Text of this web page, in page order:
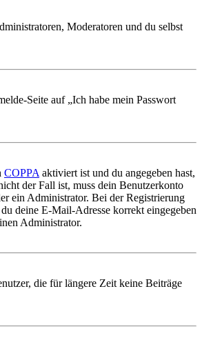
Moderatoren und du selbst
Seite auf „Ich habe mein Passwort
COPPA aktiviert ist und du angegeben hast,
der Fall ist, muss dein Benutzerkonto
ein Administrator. Bei der Registrierung
deine E-Mail-Adresse korrekt eingegeben
Administrator.
die für längere Zeit keine Beiträge